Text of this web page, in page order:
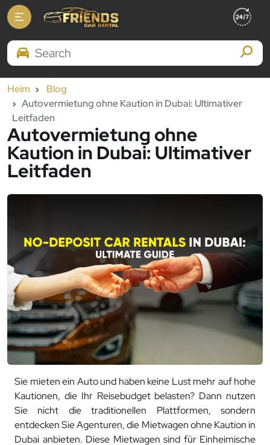
Search Brands
Heim
Blog
Autovermietung ohne Kaution in Dubai: Ultimativer
Leitfaden
Autovermietung ohne
Kaution in Dubai: Ultimativer
Leitfaden
Sie mieten ein Auto und haben keine Lust mehr auf hohe
Kautionen, die Ihr Reisebudget belasten? Dann nutzen
Sie nicht die traditionellen Plattformen, sondern
entdecken Sie Agenturen, die Mietwagen ohne Kaution in
Dubai anbieten. Diese Mietwagen sind für Einheimische